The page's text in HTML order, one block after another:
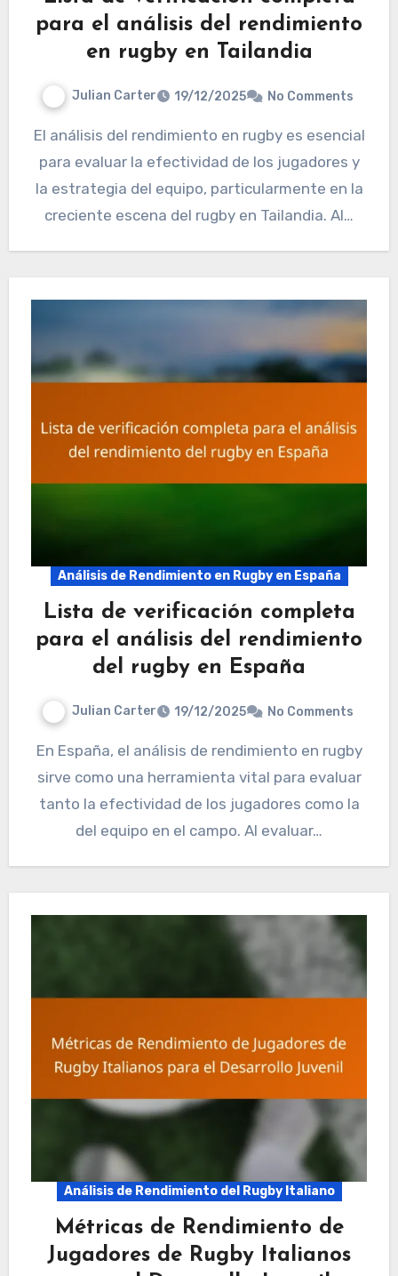
para el análisis del rendimiento
en rugby en Tailandia
Julian Carter 19/12/2025 No Comments
El análisis del rendimiento en rugby es esencial
para evaluar la efectividad de los jugadores y
la estrategia del equipo, particularmente en la
creciente escena del rugby en Tailandia. Al…
Análisis de Rendimiento en Rugby en España
Lista de verificación completa
para el análisis del rendimiento
del rugby en España
Julian Carter 19/12/2025 No Comments
En España, el análisis de rendimiento en rugby
sirve como una herramienta vital para evaluar
tanto la efectividad de los jugadores como la
del equipo en el campo. Al evaluar…
Análisis de Rendimiento del Rugby Italiano
Métricas de Rendimiento de
Jugadores de Rugby Italianos